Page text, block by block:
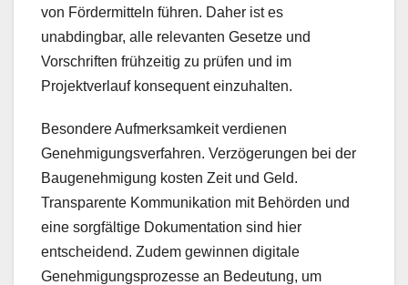
von Fördermitteln führen. Daher ist es
unabdingbar, alle relevanten Gesetze und
Vorschriften frühzeitig zu prüfen und im
Projektverlauf konsequent einzuhalten.
Besondere Aufmerksamkeit verdienen
Genehmigungsverfahren. Verzögerungen bei der
Baugenehmigung kosten Zeit und Geld.
Transparente Kommunikation mit Behörden und
eine sorgfältige Dokumentation sind hier
entscheidend. Zudem gewinnen digitale
Genehmigungsprozesse an Bedeutung, um